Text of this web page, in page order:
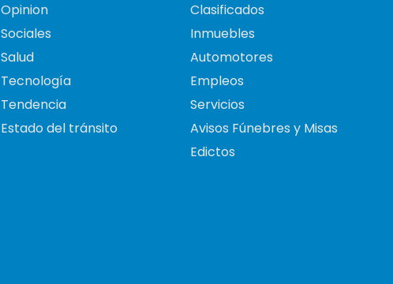
Opinion
Sociales
Salud
Tecnología
Tendencia
Estado del tránsito
Clasificados
Inmuebles
Automotores
Empleos
Servicios
Avisos Fúnebres y Misas
Edictos